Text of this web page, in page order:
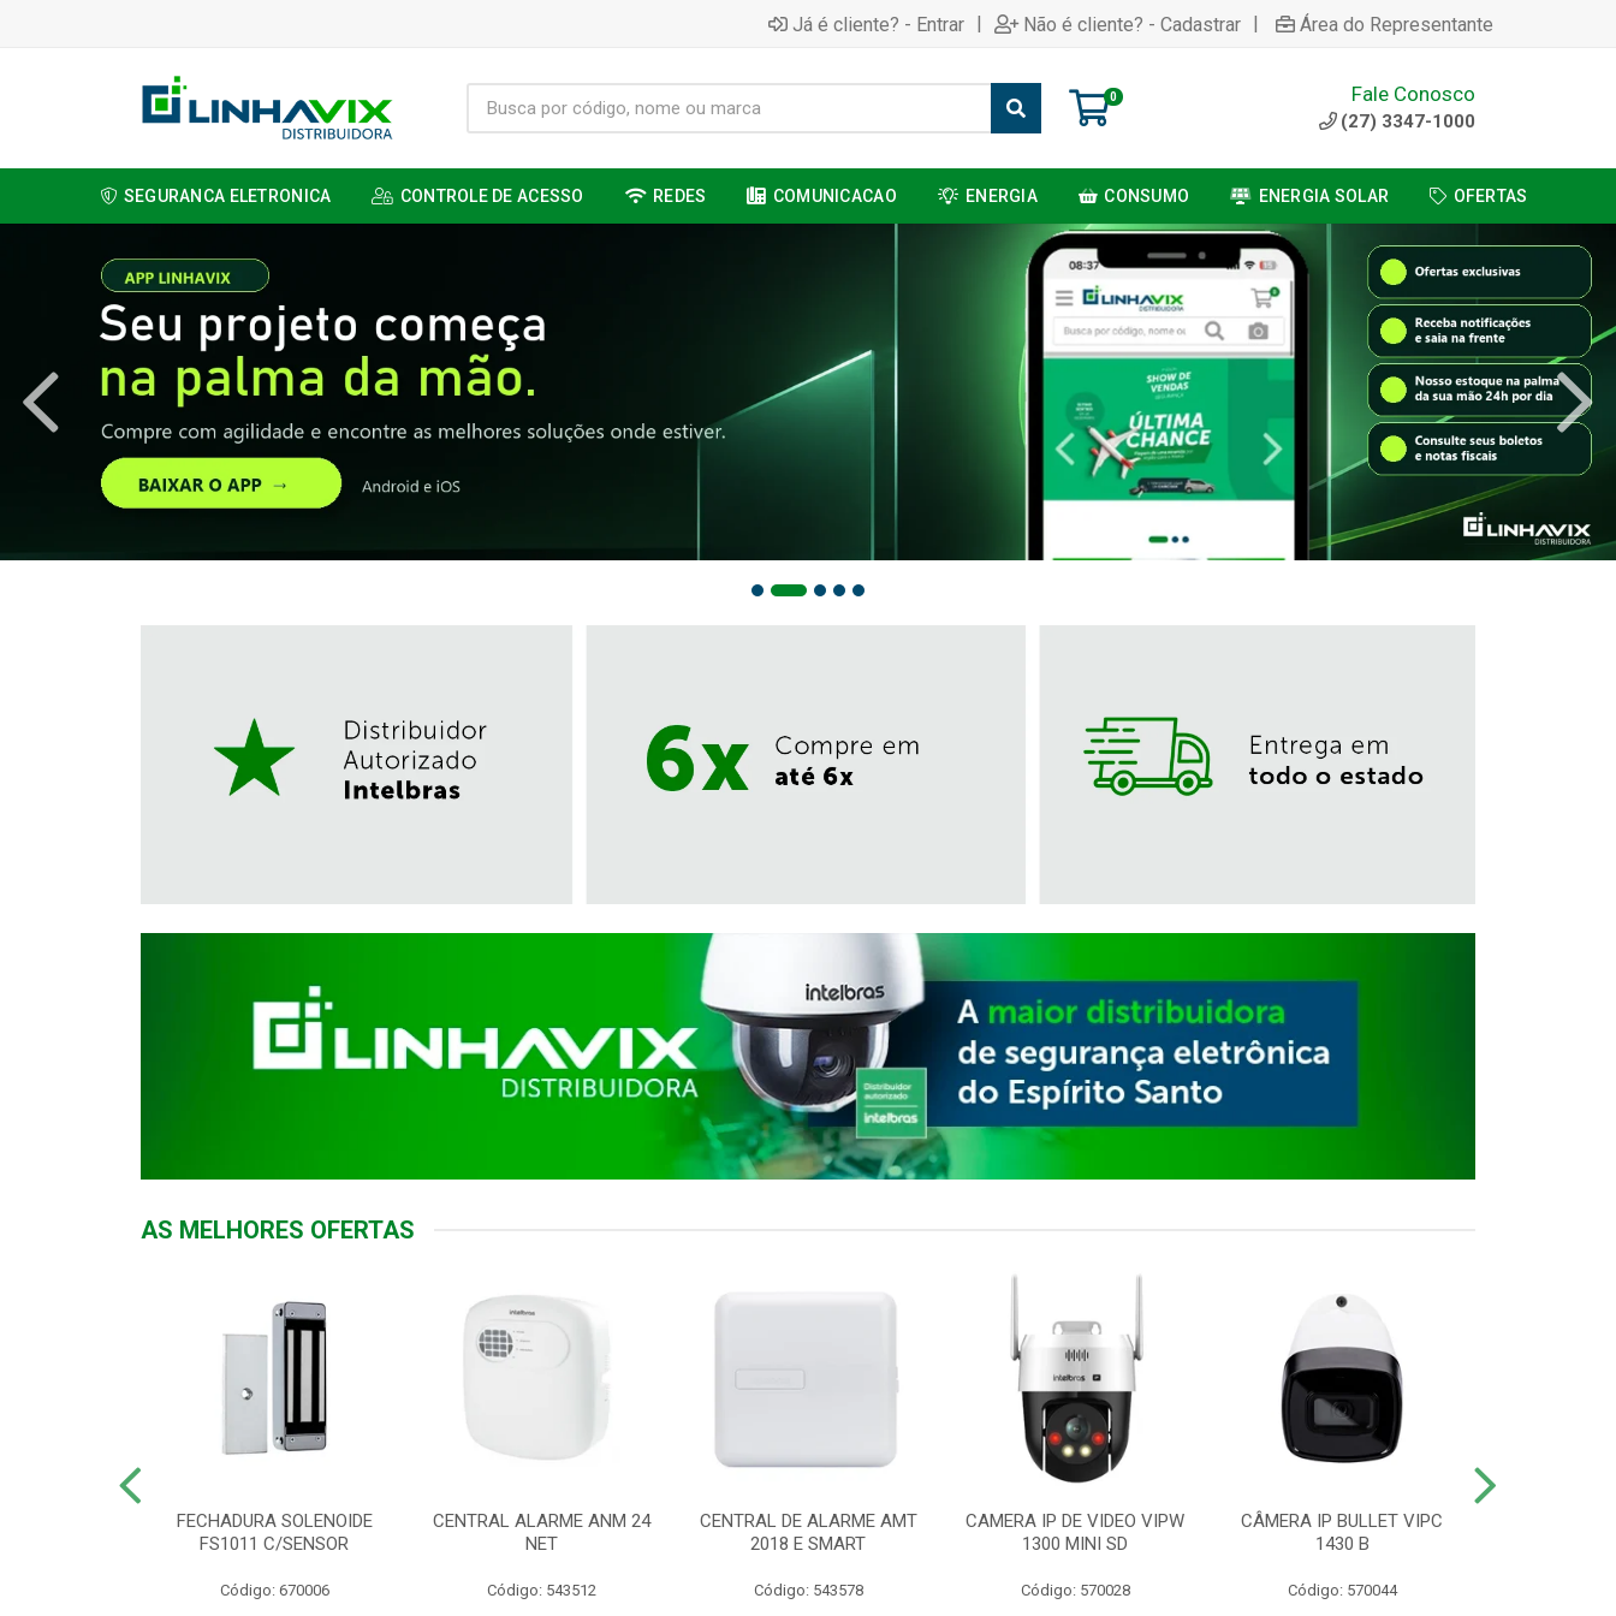
Já é cliente? - Entrar | Não é cliente? - Cadastrar | Área do Representante
0 Fale Conosco
(27) 3347-1000
SEGURANCA ELETRONICA CONTROLE DE ACESSO REDES COMUNICACAO ENERGIA CONSUMO ENERGIA SOLAR OFERTAS
AS MELHORES OFERTAS
FECHADURA SOLENOIDE
FS1011 C/SENSOR
Código: 670006
CENTRAL ALARME ANM 24
NET
Código: 543512
CENTRAL DE ALARME AMT
2018 E SMART
Código: 543578
CAMERA IP DE VIDEO VIPW
1300 MINI SD
Código: 570028
CÂMERA IP BULLET VIPC
1430 B
Código: 570044